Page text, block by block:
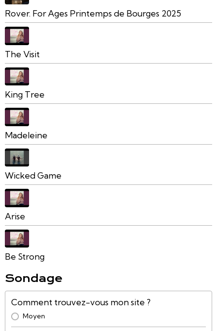
Rover. For Ages Printemps de Bourges 2025
The Visit
King Tree
Madeleine
Wicked Game
Arise
Be Strong
Sondage
Comment trouvez-vous mon site ?
Moyen